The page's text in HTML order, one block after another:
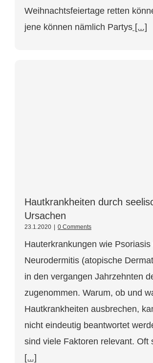
unter
ist?
Weihnachtsfeiertage retten
jene können nämlich Partys [...]
Hautkrankheiten durch
Ursachen
23.1.2020 0 Comments
Hauterkrankungen wie Psoriasis
Neurodermitis (atopische
in den vergangen Jahrzehnten
zugenommen. Warum, ob und
Hautkrankheiten ausbrechen,
nicht eindeutig beantwortet
sind viele Faktoren relevant. Oft
[...]